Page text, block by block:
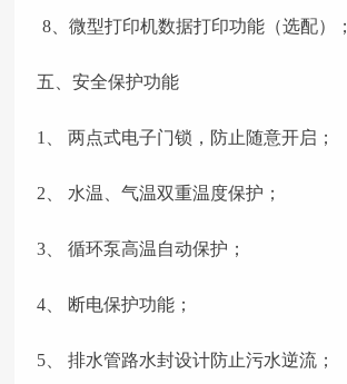
8、 微型打印机数据打印功能（选配）；
五、安全保护功能
1、两点式电子门锁，防止随意开启；
2、 水温、气温双重温度保护；
3、循环泵高温自动保护；
4、 断电保护功能；
5、排水管路水封设计防止污水逆流；